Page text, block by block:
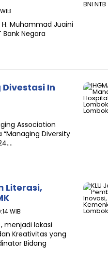
H. Muhammad Juaini
Negara
Divestasi In
Association
Diversity
Literasi,
WIB
menjadi lokasi
Kreativitas yang
Bidang